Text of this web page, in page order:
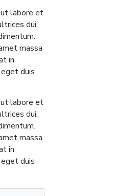
labore et
dui.
massa
in
duis
labore et
dui.
massa
in
duis